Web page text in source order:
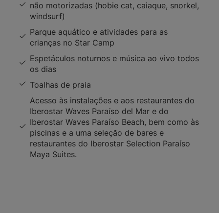
não motorizadas (hobie cat, caiaque, snorkel,
windsurf)
Parque aquático e atividades para as
crianças no Star Camp
Espetáculos noturnos e música ao vivo todos
os dias
Toalhas de praia
Acesso às instalações e aos restaurantes do
Iberostar Waves Paraíso del Mar e do
Iberostar Waves Paraíso Beach, bem como às
piscinas e a uma seleção de bares e
restaurantes do Iberostar Selection Paraíso
Maya Suites.